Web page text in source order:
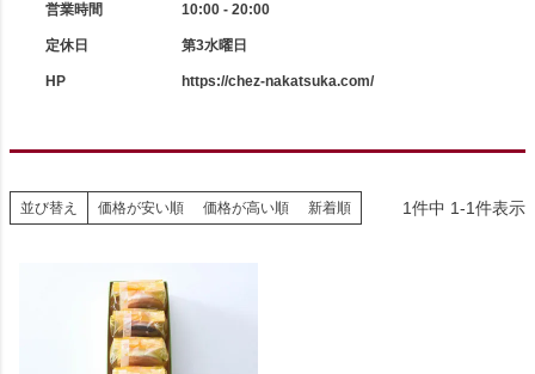
営業時間 10:00 - 20:00
定休日 第3水曜日
HP https://chez-nakatsuka.com/
並び替え 価格が安い順 価格が高い順 新着順 1件中 1-1件表示